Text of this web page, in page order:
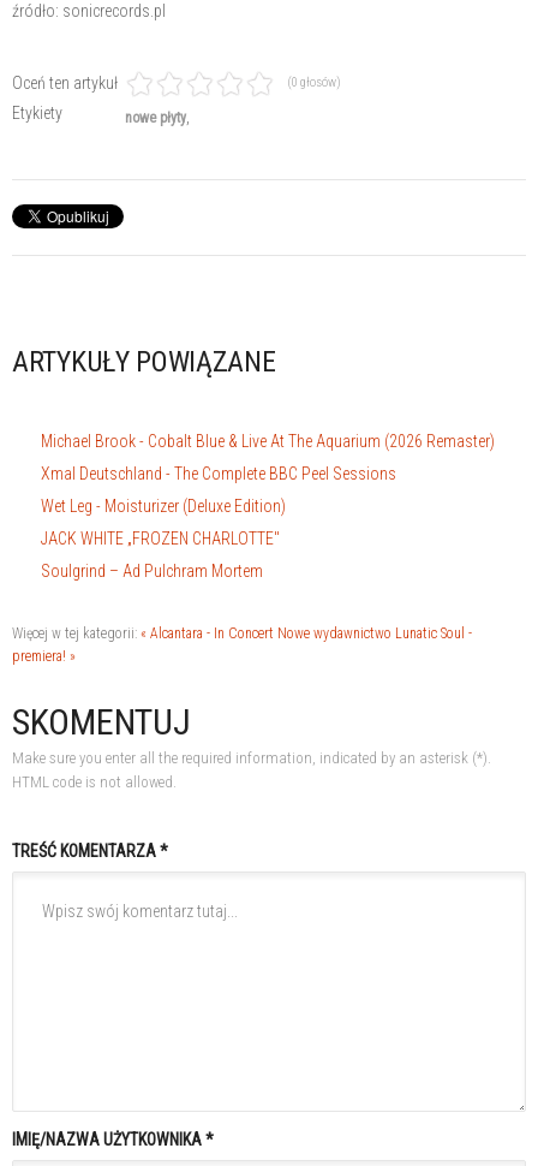
źródło: sonicrecords.pl
Oceń ten artykuł (0 głosów)
Etykiety nowe płyty
ARTYKUŁY POWIĄZANE
Michael Brook - Cobalt Blue & Live At The Aquarium (2026 Remaster)
Xmal Deutschland - The Complete BBC Peel Sessions
Wet Leg - Moisturizer (Deluxe Edition)
JACK WHITE „FROZEN CHARLOTTE"
Soulgrind – Ad Pulchram Mortem
Więcej w tej kategorii: « Alcantara - In Concert Nowe wydawnictwo Lunatic Soul -
premiera! »
SKOMENTUJ
Make sure you enter all the required information, indicated by an asterisk (*).
HTML code is not allowed.
TREŚĆ KOMENTARZA *
IMIĘ/NAZWA UŻYTKOWNIKA *